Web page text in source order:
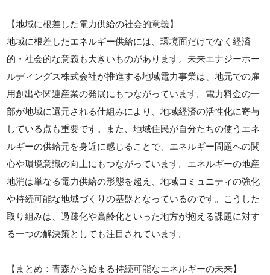
【地域に根差した電力供給の社会的意義】
地域に根差したエネルギー供給には、環境面だけでなく経済
的・社会的な意義も大きいものがあります。未来エナジーホー
ルディングス株式会社が推進する地域電力事業は、地元での雇
用創出や関連産業の発展にもつながっています。電力料金の一
部が地域に還元される仕組みにより、地域経済の活性化に寄与
している点も重要です。また、地域住民が自分たちの使うエネ
ルギーの供給元を身近に感じることで、エネルギー問題への関
心や環境意識の向上にもつながっています。エネルギーの地産
地消は単なる電力供給の形態を超え、地域コミュニティの強化
や持続可能な地域づくりの基盤となっているのです。こうした
取り組みは、過疎化や高齢化といった地方が抱える課題に対す
る一つの解決策としても注目されています。
【まとめ：青森から始まる持続可能なエネルギーの未来】